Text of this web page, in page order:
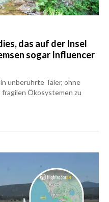
das auf der Insel
sogar Influencer
unberührte Täler, ohne
Ökosystemen zu